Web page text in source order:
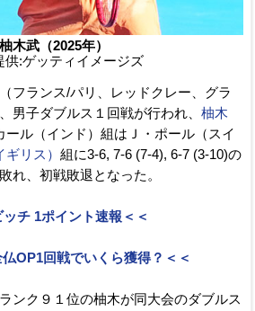
柚木武（2025年）
供:ゲッティイメージズ
フランス/パリ、レッドクレー、グラ
男子ダブルス１回戦が行われ、 柚木
ール（インド）組はＪ・ポール（スイ
リス） 組に3-6, 7-6 (7-4), 6-7 (3-10)の
れ、初戦敗退となった。
チ 1ポイント速報＜＜
OP1回戦でいくら獲得？＜＜
ンク９１位の柚木が同大会のダブルス